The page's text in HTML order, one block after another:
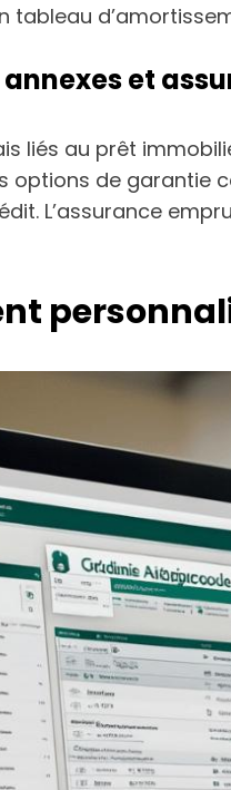
tableau
et
liés au prêt
options de garantie
L’assurance